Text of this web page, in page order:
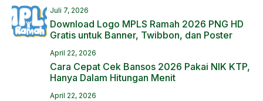
Juli 7, 2026
Download Logo MPLS Ramah 2026 PNG HD
Gratis untuk Banner, Twibbon, dan Poster
April 22, 2026
Cara Cepat Cek Bansos 2026 Pakai NIK KTP,
Hanya Dalam Hitungan Menit
April 22, 2026